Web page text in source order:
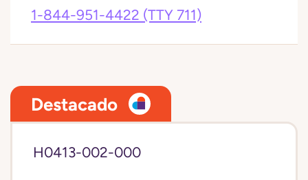
1-844-951-4422 (TTY 711)
Destacado
H0413-002-000